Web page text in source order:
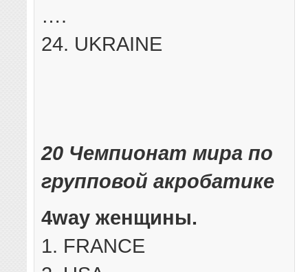
….
24. UKRAINE
20 Чемпионат мира по
групповой акробатике
4way женщины.
1. FRANCE